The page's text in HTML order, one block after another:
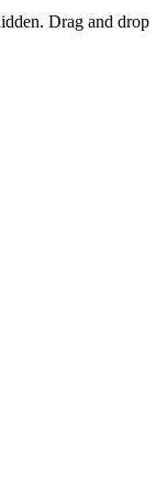
Drag and drop